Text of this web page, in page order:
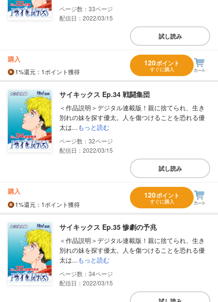
33
配信日：2022/03/15
試し読み
購入
1%還元 ：1ポイント獲得
120ポイント
すぐに購入
サイキックス Ep.34 戦闘集団
＜作品説明＞デジタル連載版！親に捨てられ、生き
別れの妹を探す優太。人を傷つけることを恐れる優
太は...もっと読む
32
配信日：2022/03/15
試し読み
購入
1%還元 ：1ポイント獲得
120ポイント
すぐに購入
サイキックス Ep.35 惨劇の予兆
＜作品説明＞デジタル連載版！親に捨てられ、生き
別れの妹を探す優太。人を傷つけることを恐れる優
太は...もっと読む
34
配信日：2022/03/15